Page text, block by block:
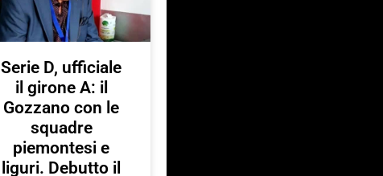
Serie D, ufficiale
il girone A: il
Gozzano con le
squadre
piemontesi e
liguri. Debutto il